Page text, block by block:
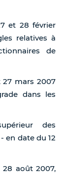
et 28 février
relatives à
de
27 mars 2007
dans les
des
en date du 12
août 2007,